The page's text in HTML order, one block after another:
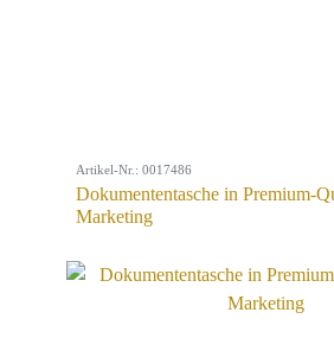
Artikel-Nr.: 0017486
Dokumententasche in Premium-
Marketing